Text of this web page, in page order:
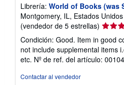
Librería: World of Books (was
Montgomery, IL, Estados
(vendedor de 5 estrellas)
5
de
Condición: Good. Item in good
not include supplemental items
etc. Nº de ref. del artículo:
Contactar al vendedor